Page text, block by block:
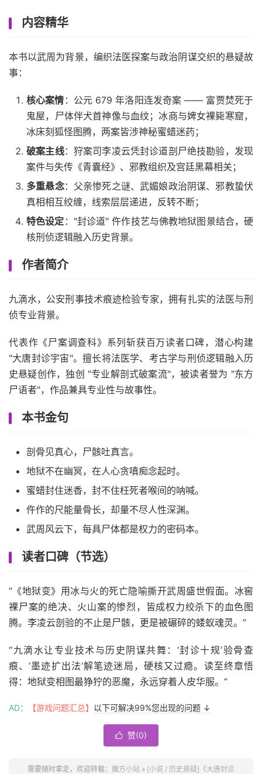
内容精华
本书以武周为背景，编织法医探案与政治阴谋交织的悬疑故
事：
核心案情 ：公元 679 年洛阳连发奇案 —— 富贾焚死于
鬼屋，尸体伴犬首神像与血纹；冰商与婢女裸毙寒窟，
冰床刻狐怪图腾，两案皆涉神秘蜜蜡迷药；
破案主线：狩案司李凌云凭封诊道剖尸绝技勘验，发现
案件与失传《青囊经》、邪教组织及宫廷黑幕相关；
多重悬念：父亲惨死之谜、武媚娘政治阴谋、邪教蛰伏
真相相互绞缠，线索层层递进，反转不断；
特色设定 ："封诊道" 仵作技艺与佛教地狱图景结合，硬
核刑侦逻辑融入历史背景。
作者简介
九滴水，公安刑事技术痕迹检验专家，拥有扎实的法医与刑
侦专业背景。
代表作《尸案调查科》系列斩获百万读者口碑，潜心构建
"大唐封诊宇宙"。擅长将法医学、考古学与刑侦逻辑融入历
史悬疑创作，独创 "专业解剖式破案流"，被读者誉为 "东方
尸语者"，作品兼具专业性与故事性。
本书金句
剖骨见真心，尸骸吐真言。
地狱不在幽冥，在人心贪嗔痴念起时。
蜜蜡封住迷香，封不住枉死者喉间的呐喊。
仵作的尺能量骨长，却量不尽人性深渊。
武周风云下，每具尸体都是权力的密码本。
读者口碑（节选）
“《地狱变》用冰与火的死亡隐喻撕开武周盛世假面。冰窖
裸尸案的绝决、火山案的惨烈，皆成权力绞杀下的血色图
腾。李凌云剖验的不止是尸骸，更是被碾碎的蝼蚁魂灵。”
“九滴水让专业技术与历史阴谋共舞：‘封诊十规’验骨查
痕、‘墨迹扩出法’解笔迹迷局，硬核又过瘾。读至终章悟
得：地狱变相图最狰狞的恶魔，永远穿着人皮华服。”
AD： 【游戏问题汇总】 以下可解决99%您出现的问题 ↓
 赞(0)
需要随时拿走，欢迎转载： 魔方小站 » [小说 / 历史悬疑]《大唐封诊